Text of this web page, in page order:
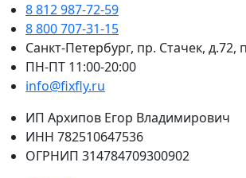
8 812 987-72-59
8 800 707-31-15
Санкт-Петербург, пр. Стачек, д.72,
ПН-ПТ 11:00-20:00
info@fixfly.ru
ИП Архипов Егор Владимирович
ИНН 782510647536
ОГРНИП 314784709300902